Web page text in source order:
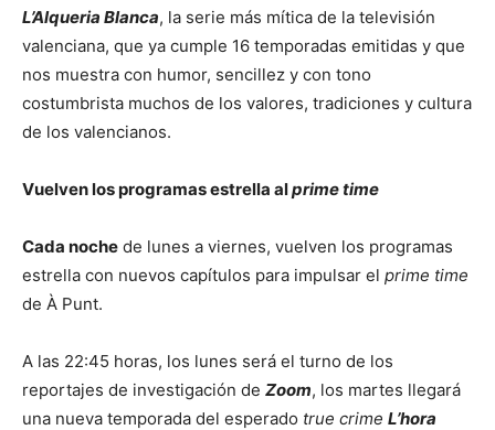
L’Alqueria Blanca, la serie más mítica de la televisión
valenciana, que ya cumple 16 temporadas emitidas y que
nos muestra con humor, sencillez y con tono
costumbrista muchos de los valores, tradiciones y cultura
de los valencianos.
Vuelven los programas estrella alprime time
Cada noche de lunes a viernes, vuelven los programas
estrella con nuevos capítulos para impulsar el prime time
de À Punt.
A las 22:45 horas, los lunes será el turno de los
reportajes de investigación de Zoom, los martes llegará
una nueva temporada del esperado true crime L’hora